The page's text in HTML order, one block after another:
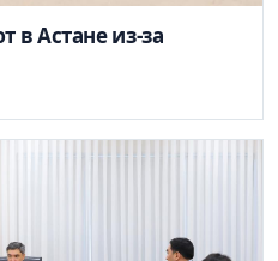
в Астане из-за